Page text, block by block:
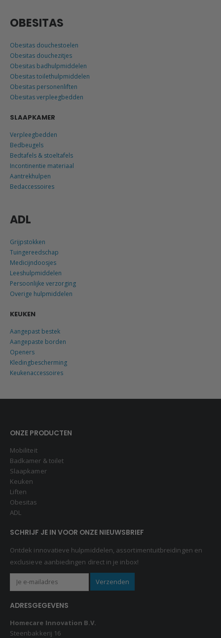
OBESITAS
Obesitas douchestoelen
Obesitas douchezitjes
Obesitas badhulpmiddelen
Obesitas toilethulpmiddelen
Obesitas personenliften
Obesitas verpleegbedden
SLAAPKAMER
Verpleegbedden
Bedbeugels
Bedtafels & stoeltafels
Incontinentie materiaal
Aantrekhulpen
Bedaccessoires
ADL
Grijpstokken
Tuingereedschap
Medicijndoosjes
Leeshulpmiddelen
Persoonlijke verzorging
Overige hulpmiddelen
KEUKEN
Aangepast bestek
Aangepaste borden
Openers
Kledingbescherming
Keukenaccessoires
ONZE PRODUCTEN
Mobiliteit
Badkamer & toilet
Slaapkamer
Keuken
Liften
Obesitas
ADL
SCHRIJF JE IN VOOR ONZE NIEUWSBRIEF
Ontdek innovatieve hulpmiddelen, assortimentuitbreidingen en
exclusieve aanbiedingen direct in je inbox!
ADRESGEGEVENS
Homecare Innovation B.V.
Steenbakkerij 16